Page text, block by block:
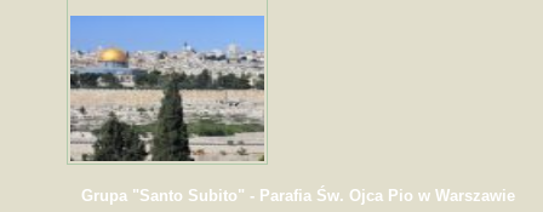
Grupa "Santo Subito" - Parafia Św. Ojca Pio w Warszawie